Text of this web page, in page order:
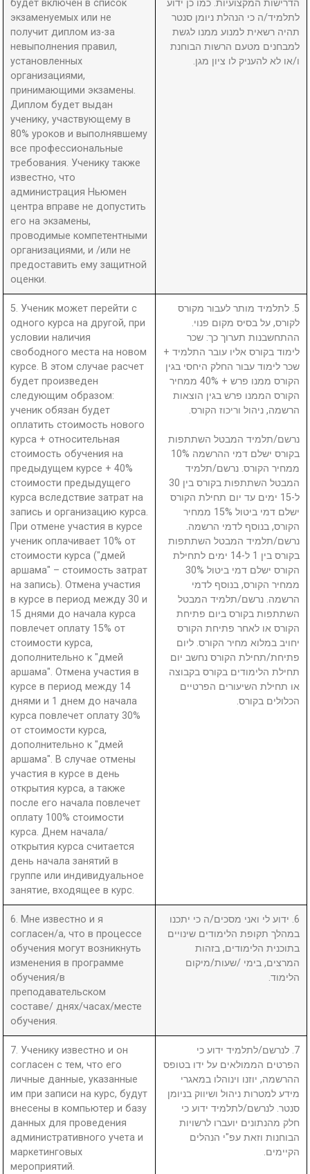
будет включен в список
экзаменуемых или не
получит диплом из-за
невыполнения правил,
установленных
организациями,
принимающими экзамены.
Диплом будет выдан
ученику, участвующему в
80% уроков и выполнявшему
все профессиональные
требования. Ученику также
известно, что
администрация Ньюмен
центра вправе не допустить
его на экзамены,
проводимые компетентными
организациями, и /или не
предоставить ему защитной
оценки.
הדרישות המקצועיות. כמו כן ידוע
לתלמיד/ה כי הנהלת ניומן סנטר
תהיה רשאית למנוע ממנו לגשת
למבחנים מטעם הרשות הבוחנת
ו/או לא להעניק לו ציון מגן.
5. Ученик может перейти с
одного курса на другой, при
условии наличия
свободного места на новом
курсе. В этом случае расчет
будет произведен
следующим образом:
ученик обязан будет
оплатить стоимость нового
курса + относительная
стоимость обучения на
предыдущем курсе + 40%
стоимости предыдущего
курса вследствие затрат на
запись и организацию курса.
При отмене участия в курсе
ученик оплачивает 10% от
стоимости курса ("дмей
аршама" – стоимость затрат
на запись). Отмена участия
в курсе в период между 30 и
15 днями до начала курса
повлечет оплату 15% от
стоимости курса,
дополнительно к "дмей
аршама". Отмена участия в
курсе в период между 14
днями и 1 днем до начала
курса повлечет оплату 30%
от стоимости курса,
дополнительно к "дмей
аршама". В случае отмены
участия в курсе в день
открытия курса, а также
после его начала повлечет
оплату 100% стоимости
курса. Днем начала/
открытия курса считается
день начала занятий в
группе или индивидуальное
занятие, входящее в курс.
5. לתלמיד מותר לעבור מקורס
לקורס, על בסיס מקום פנוי.
ההתחשבנות תערוך כך: שכר
לימוד בקורס אליו עובר התלמיד +
שכר לימוד עבור החלק היחסי בגין
הקורס ממנו פרש + 40% ממחיר
הקורס הממנו פרש בגין הוצאות
הרשמה, ניהול וריכוז הקורס.
נרשם/תלמיד המבטל השתתפות
בקורס ישלם דמי ההרשמה 10%
ממחיר הקורס. נרשם/תלמיד
המבטל השתתפות בקורס בין 30
ל-15 ימים עד יום תחילת הקורס
ישלם דמי ביטול 15% ממחיר
הקורס, בנוסף לדמי הרשמה.
נרשם/תלמיד המבטל השתתפות
בקורס בין 1 ל-14 ימים לתחילת
הקורס ישלם דמי ביטול 30%
ממחיר הקורס, בנוסף לדמי
הרשמה. נרשם/תלמיד המבטל
השתתפות בקורס ביום פתיחת
הקורס או לאחר פתיחת הקורס
יחויב במלוא מחיר הקורס. ליום
פתיחת/תחילת הקורס נחשב יום
תחילת הלימודים בקורס בקבוצה
או תחילת השיעורים הפרטיים
הכלולים בקורס.
6. Мне известно и я
согласен/а, что в процессе
обучения могут возникнуть
изменения в программе
обучения/в
преподавательском
составе/ днях/часах/месте
обучения.
6. ידוע לי ואני מסכים/ה כי יתכנו
במהלך תקופת הלימודים שינויים
בתוכנית הלימודים, בזהות
המרצים, בימי /שעות/מיקום
הלימוד.
7. Ученику известно и он
согласен с тем, что его
личные данные, указанные
им при записи на курс, будут
внесены в компьютер и базу
данных для проведения
административного учета и
маркетинговых
мероприятий.
7. לנרשם/לתלמיד ידוע כי
הפרטים הממולאים על ידו בטופס
ההרשמה, יוזנו וינוהלו במאגרי
מידע למטרות ניהול ושיווק בניומן
סנטר. לנרשם/לתלמיד ידוע כי
חלק מהנתונים יועברו לרשויות
הבוחנות וזאת עפ"י הנהלים
הקיימים.